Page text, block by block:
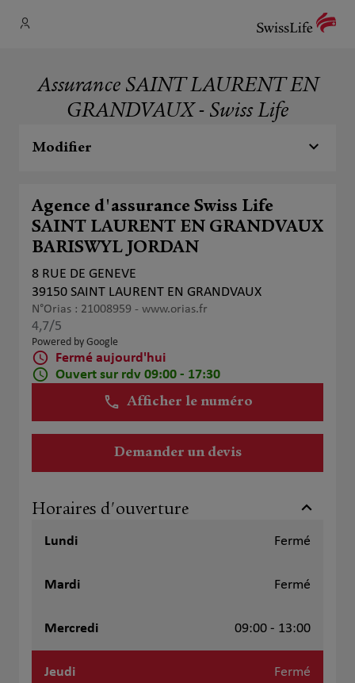
Assurance SAINT LAURENT EN
GRANDVAUX - Swiss Life
Modifier
Agence d'assurance Swiss Life
SAINT LAURENT EN GRANDVAUX
BARISWYL JORDAN
8 RUE DE GENEVE
39150 SAINT LAURENT EN GRANDVAUX
N°Orias : 21008959 - www.orias.fr
4,7/5
Powered by Google
Fermé aujourd'hui
Ouvert sur rdv 09:00 - 17:30
Afficher le numéro
Demander un devis
Horaires d'ouverture
Lundi Fermé
Mardi Fermé
Mercredi 09:00 - 13:00
Jeudi Fermé